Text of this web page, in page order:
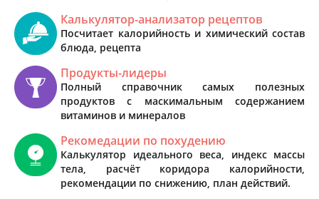
Калькулятор-анализатор рецептов
Посчитает калорийность и химический состав
блюда, рецепта
Продукты-лидеры
Полный справочник самых полезных
продуктов с маскимальным содержанием
витаминов и минералов
Рекомедации по похудению
Калькулятор идеального веса, индекс массы
тела, расчёт коридора калорийности,
рекомендации по снижению, план действий.